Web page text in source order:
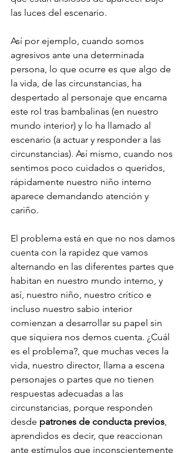
las luces del escenario.
Así por ejemplo, cuando somos
agresivos ante una determinada
persona, lo que ocurre es que algo de
la vida, de las circunstancias, ha
despertado al personaje que encarna
este rol tras bambalinas (en nuestro
mundo interior) y lo ha llamado al
escenario (a actuar y responder a las
circunstancias). Así mismo, cuando nos
sentimos poco cuidados o queridos,
rápidamente nuestro niño interno
aparece demandando atención y
cariño.
El problema está en que no nos damos
cuenta con la rapidez que vamos
alternando en las diferentes partes que
habitan en nuestro mundo interno, y
así, nuestro niño, nuestro crítico e
incluso nuestro sabio interior
comienzan a desarrollar su papel sin
que siquiera nos demos cuenta. ¿Cuál
es el problema?, que muchas veces la
vida, nuestro director, llama a escena
personajes o partes que no tienen
respuestas adecuadas a las
circunstancias, porque responden
desde patrones de conducta previos,
aprendidos es decir, que reaccionan
ante estímulos que inconscientemente